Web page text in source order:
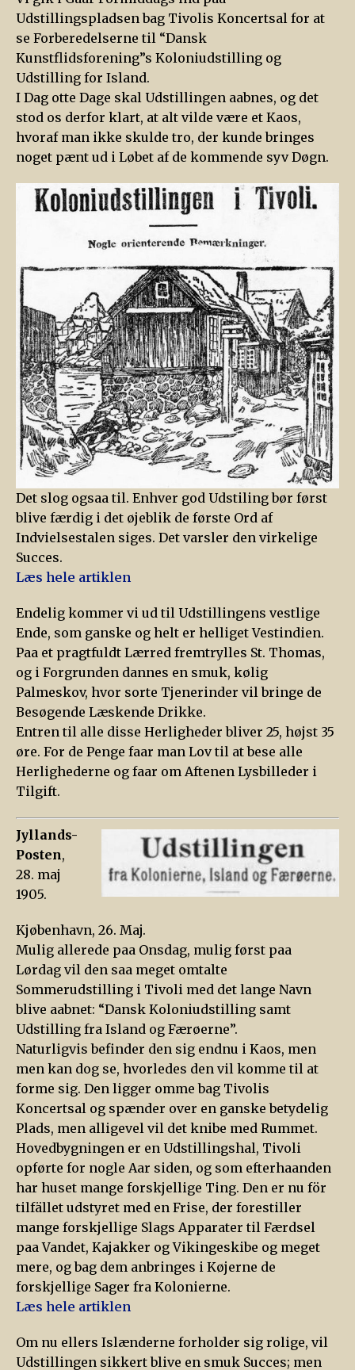
Udstillingspladsen bag Tivolis Koncertsal for at
se Forberedelserne til “Dansk
Kunstflidsforening”s Koloniudstilling og
Udstilling for Island.
I Dag otte Dage skal Udstillingen aabnes, og det
stod os derfor klart, at alt vilde være et Kaos,
hvoraf man ikke skulde tro, der kunde bringes
noget pænt ud i Løbet af de kommende syv Døgn.
Det slog ogsaa til. Enhver god Udstiling bør først
blive færdig i det øjeblik de første Ord af
Indvielsestalen siges. Det varsler den virkelige
Succes.
Læs hele artiklen
Endelig kommer vi ud til Udstillingens vestlige
Ende, som ganske og helt er helliget Vestindien.
Paa et pragtfuldt Lærred fremtrylles St. Thomas,
og i Forgrunden dannes en smuk, kølig
Palmeskov, hvor sorte Tjenerinder vil bringe de
Besøgende Læskende Drikke.
Entren til alle disse Herligheder bliver 25, højst 35
øre. For de Penge faar man Lov til at bese alle
Herlighederne og faar om Aftenen Lysbilleder i
Tilgift.
Jyllands-
Posten,
28. maj
1905.
Kjøbenhavn, 26. Maj.
Mulig allerede paa Onsdag, mulig først paa
Lørdag vil den saa meget omtalte
Sommerudstilling i Tivoli med det lange Navn
blive aabnet: “Dansk Koloniudstilling samt
Udstilling fra Island og Færøerne”.
Naturligvis befinder den sig endnu i Kaos, men
men kan dog se, hvorledes den vil komme til at
forme sig. Den ligger omme bag Tivolis
Koncertsal og spænder over en ganske betydelig
Plads, men alligevel vil det knibe med Rummet.
Hovedbygningen er en Udstillingshal, Tivoli
opførte for nogle Aar siden, og som efterhaanden
har huset mange forskjellige Ting. Den er nu för
tilfället udstyret med en Frise, der forestiller
mange forskjellige Slags Apparater til Færdsel
paa Vandet, Kajakker og Vikingeskibe og meget
mere, og bag dem anbringes i Køjerne de
forskjellige Sager fra Kolonierne.
Læs hele artiklen
Om nu ellers Islænderne forholder sig rolige, vil
Udstillingen sikkert blive en smuk Succes; men